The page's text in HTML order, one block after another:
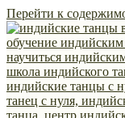
Перейти к